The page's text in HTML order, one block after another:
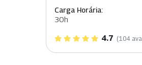
Carga Horária:
30h
4.7 (104